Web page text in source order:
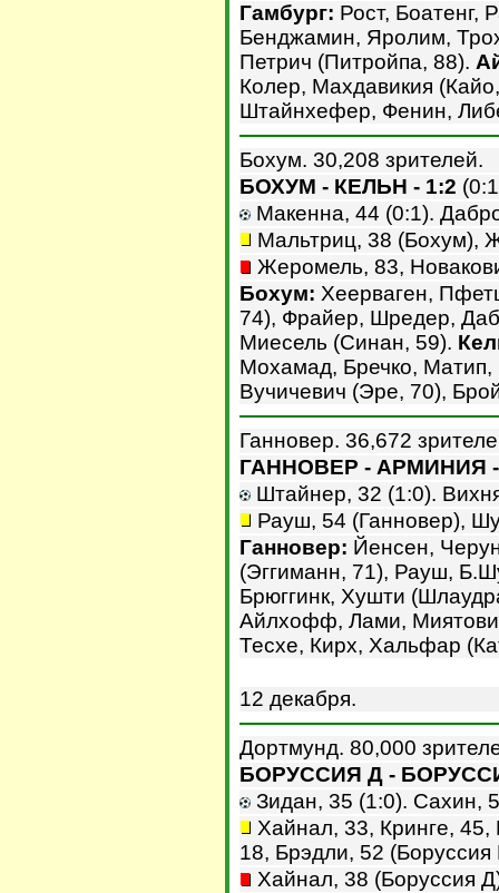
Гамбург: Рост, Боатенг,
Бенджамин, Яролим,
Петрич (Питройпа, 88).
Колер, Махдавикия
Штайнхефер, Фенин,
Бохум. 30,208 зрителей.
БОХУМ - КЕЛЬН - 1:2
Макенна, 44 (0:1).
Мальтриц, 38 (Бохум),
Жеромель, 83,
Бохум: Хеерваген,
74), Фрайер, Шредер,
Миесель (Синан, 59).
Мохамад, Бречко,
Вучичевич (Эре, 70),
Ганновер. 36,672
ГАННОВЕР - АРМИНИЯ -
Штайнер, 32 (1:0).
Рауш, 54 (Ганновер),
Ганновер: Йенсен,
(Эггиманн, 71), Рауш,
Брюггинк, Хушти
Айлхофф, Лами,
Тесхе, Кирх, Хальфар
12 декабря.
Дортмунд. 80,000
БОРУССИЯ Д -
Зидан, 35 (1:0). Сахин,
Хайнал, 33, Кринге,
18, Брэдли, 52
Хайнал, 38 (Боруссия